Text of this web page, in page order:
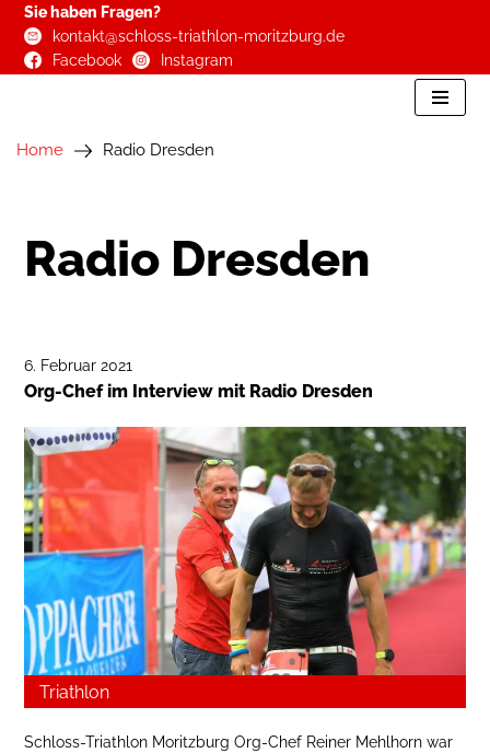
Zum
Sie haben Fragen?
kontakt@schloss-triathlon-moritzburg.de
Facebook
Instagram
Home Radio Dresden
Radio Dresden
6. Februar 2021
Org-Chef im Interview mit Radio Dresden
Triathlon
Schloss-Triathlon Moritzburg Org-Chef Reiner Mehlhorn war